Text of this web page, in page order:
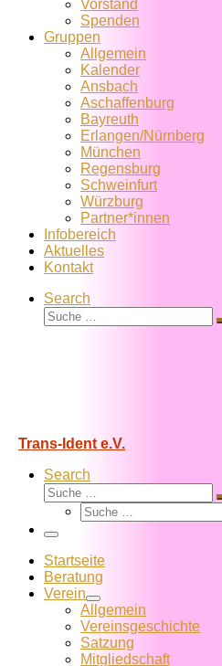
Vorstand
Spenden
Gruppen
Allgemein
Kalender
Ansbach
Aschaffenburg
Bayreuth
Erlangen/Nürnberg
München
Regensburg
Schweinfurt
Würzburg
Partner*innen
Infobereich
Aktuelles
Kontakt
Search
Suche
Trans-Ident e.V.
Search
Suche
Suche
Menü
Startseite
Beratung
Verein
Allgemein
Vereins­geschichte
Satzung
Mitglied­schaft